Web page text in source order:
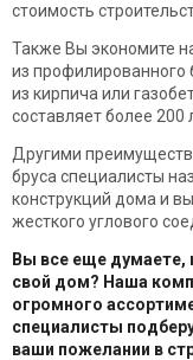
стоимость
Также Вы экономите
из профилированного
из кирпича или
составляет более 200
Другими
бруса специалисты
конструкций дома и
жесткого углового
Вы все еще думаете,
свой дом? Наша
огромного
специалисты
ваши пожелании в